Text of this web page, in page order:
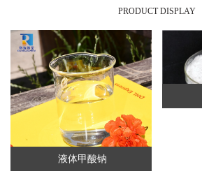
PRODUCT DISPLAY
液体甲酸钠